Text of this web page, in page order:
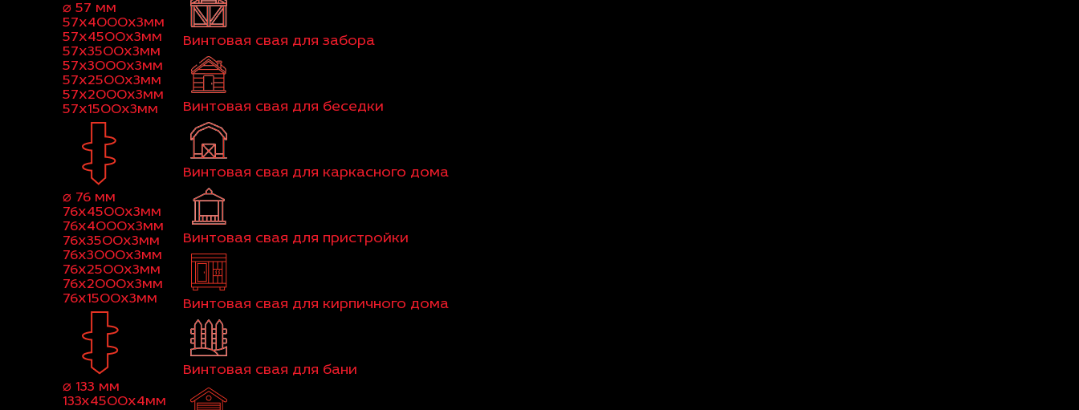
⌀ 57 мм
57x4000x3мм
57x4500x3мм
57x3500x3мм
57x3000x3мм
57x2500x3мм
57x2000x3мм
57x1500x3мм
⌀ 76 мм
76x4500x3мм
76x4000x3мм
76x3500x3мм
76x3000x3мм
76x2500x3мм
76x2000x3мм
76x1500x3мм
⌀ 133 мм
133x4500x4мм
Винтовая свая для забора
Винтовая свая для беседки
Винтовая свая для каркасного дома
Винтовая свая для пристройки
Винтовая свая для кирпичного дома
Винтовая свая для бани